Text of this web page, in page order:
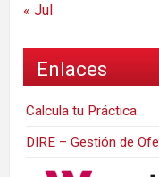
« Jul
Enlaces
Calcula tu Práctica
DIRE – Gestión de